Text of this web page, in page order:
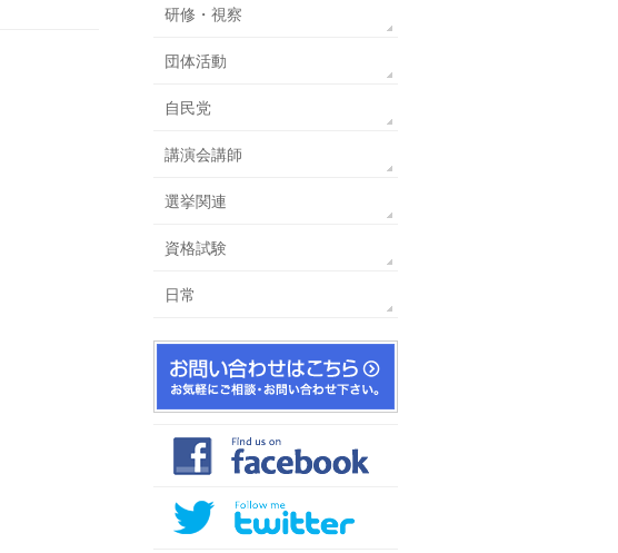
研修・視察
団体活動
自民党
講演会講師
選挙関連
資格試験
日常